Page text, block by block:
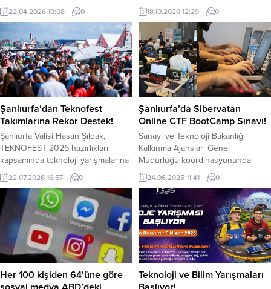
Yüksek Gerilim Regülatörü ile uzun
hatlardan kaynaklanan gerilim
düşümü sorununa çözüm getirdi.
Projenin ilk uygulaması
Şanlıurfa’nın Halfeti ilçesinde
hayata geçirilirken, 20 milyon TL’lik
pilot yatırımla ilçede enerji kalitesi
artırıldı. Güneydoğu Anadolu
Bölgesi’nde kayıpsız, kesintisiz ve
kaliteli enerji dağıtımı hedefiyle...
22.04.2026 10:08 0
da hızlandırdı. e-ticaret pazarındaki
bu hızlı yükseliş beraberinde
tüketici şikayetlerinin de artmasına
neden oldu. Bunların başında da e-
ticaret platformlarındaki ‘e-tüccarlar’
geliyor.
18.10.2020 12:29 0
Şanlıurfa’dan Teknofest
Takımlarına Rekor Destek!
Şanlıurfa Valisi Hasan Şıldak,
TEKNOFEST 2026 hazırlıkları
kapsamında teknoloji yarışmalarına
katılacak takımlara yönelik
desteklerin artırıldığını açıkladı.
Şanlıurfa Valisi Hasan Şıldak,
gençlerin proje geliştirme
süreçlerine katkı sunmak,
Şanlıurfa’nın TEKNOFEST yarışmalarındaki
temsil gücünü artırmak ve nitelikli
projelerin ortaya çıkmasını teşvik
etmek amacıyla daha önce
duyurulan ödül tutarlarının
22.07.2026 16:57 0
Şanlıurfa’da Sibervatan
Online CTF BootCamp Sınavı!
Sanayi ve Teknoloji Bakanlığı
Kalkınma Ajansları Genel
Müdürlüğü koordinasyonunda
Harran Üniversitesi ile Karacadağ
Kalkınma Ajansı’nın destekleriyle
düzenlenen 2025 Sibervatan
Online(CTF) BootCamp sınavı,
Şanlıurfa Büyükşehir Belediyesinin
ev sahipliğinde Bilim Merkezinde
yapıldı. Şanlıurfa Büyükşehir
Belediyesi Gençlik ve Spor
Hizmetleri Daire Başkanlığının ev
sahipliğinde Bilim Merkezinde
24.06.2025 11:41 0
Her 100 kişiden 64’üne göre
Teknoloji ve Bilim Yarışmaları